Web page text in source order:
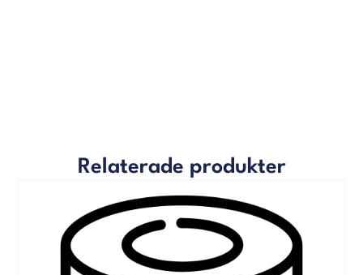
Relaterade produkter